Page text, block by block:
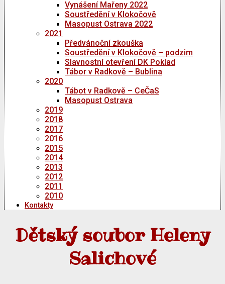
Vynášení Mařeny 2022
Soustředění v Klokočově
Masopust Ostrava 2022
2021
Předvánoční zkouška
Soustředění v Klokočově – podzim
Slavnostní otevření DK Poklad
Tábor v Radkově – Bublina
2020
Tábot v Radkově – CeČaS
Masopust Ostrava
2019
2018
2017
2016
2015
2014
2013
2012
2011
2010
Kontakty
Dětský soubor Heleny
Salichové